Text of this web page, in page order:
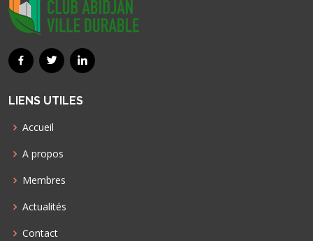
LIENS UTILES
Accueil
A propos
Membres
Actualités
Contact